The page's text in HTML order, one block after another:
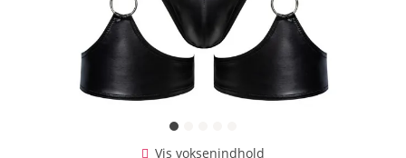
Vis voksenindhold